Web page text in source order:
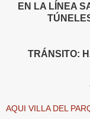
EN LA LÍNEA
TRÁNSITO:
AQUI VILLA DEL